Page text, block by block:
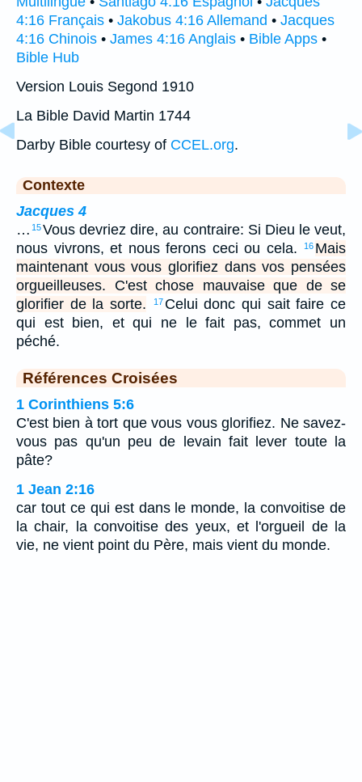
4:16 Français • Jakobus 4:16 Allemand • Jacques
4:16 Chinois • James 4:16 Anglais • Bible Apps •
Bible Hub
Version Louis Segond 1910
La Bible David Martin 1744
Darby Bible courtesy of CCEL.org.
Contexte
Jacques 4
… 15Vous devriez dire, au contraire: Si Dieu le veut,
nous vivrons, et nous ferons ceci ou cela.
16 Mais
maintenant vous vous glorifiez dans vos pensées
orgueilleuses. C'est chose mauvaise que de se
glorifier de la sorte.
17 Celui donc qui sait faire ce
qui est bien, et qui ne le fait pas, commet un
péché.
Références Croisées
1 Corinthiens 5:6
C'est bien à tort que vous vous glorifiez. Ne savez-
vous pas qu'un peu de levain fait lever toute la
pâte?
1 Jean 2:16
car tout ce qui est dans le monde, la convoitise de
la chair, la convoitise des yeux, et l'orgueil de la
vie, ne vient point du Père, mais vient du monde.